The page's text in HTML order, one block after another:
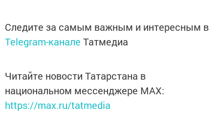
Следите за самым важным и интересным в
Telegram-канале Татмедиа
Читайте новости Татарстана в
национальном мессенджере MАХ:
https://max.ru/tatmedia